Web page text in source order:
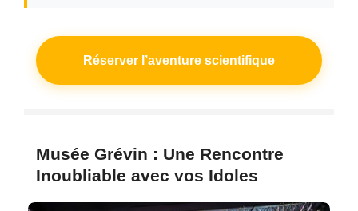
Réserver l’aventure scientifique
Musée Grévin : Une Rencontre
Inoubliable avec vos Idoles